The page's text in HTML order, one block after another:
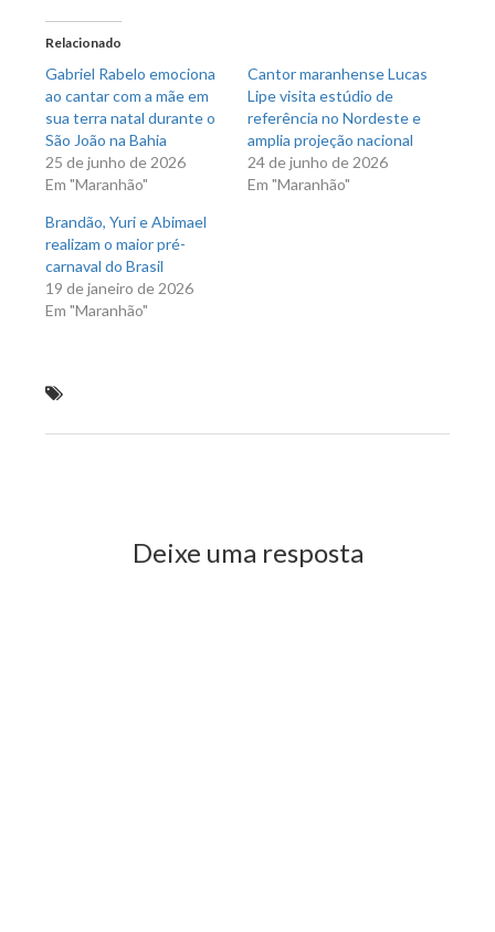
em
nova
janela)
Relacionado
Gabriel Rabelo emociona
ao cantar com a mãe em
sua terra natal durante o
São João na Bahia
25 de junho de 2026
Em "Maranhão"
Cantor maranhense Lucas
Lipe visita estúdio de
referência no Nordeste e
amplia projeção nacional
24 de junho de 2026
Em "Maranhão"
Brandão, Yuri e Abimael
realizam o maior pré-
carnaval do Brasil
19 de janeiro de 2026
Em "Maranhão"
Deixe uma resposta